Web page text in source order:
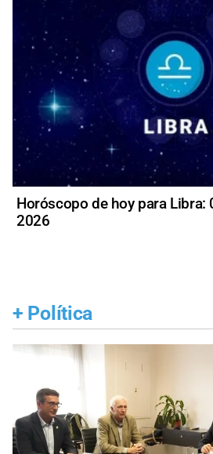
Horóscopo de hoy para Libra:
2026
+ Política